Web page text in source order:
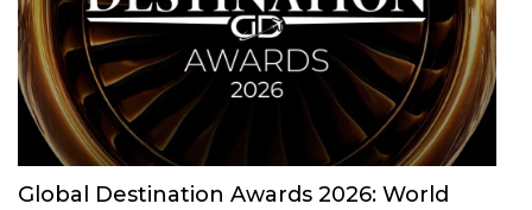
Global Destination Awards 2026: World